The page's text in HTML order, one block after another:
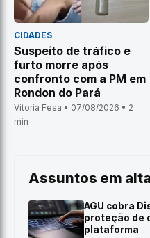
CIDADES
Suspeito de tráfico e
furto morre após
confronto com a PM em
Rondon do Pará
Vitoria Fesa • 07/08/2026 • 2
min
Assuntos em alta
AGU cobra
proteção de
plataforma